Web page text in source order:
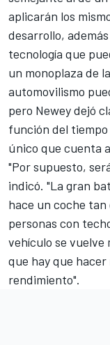
aplicarán los
desarrollo,
tecnología que
un monoplaza de
automovilismo
pero Newey dejó
función del
único que cuenta
"Por supuesto,
indicó. "La gran
hace un coche tan
personas con
vehículo se vuelve
que hay que
rendimiento".